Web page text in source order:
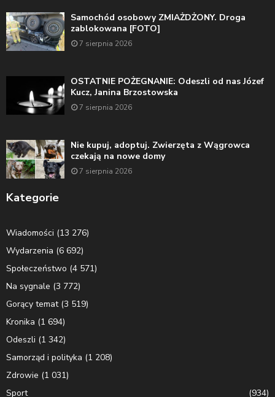
Samochód osobowy ZMIAŻDŻONY. Droga
zablokowana [FOTO]
7 sierpnia 2026
OSTATNIE POŻEGNANIE: Odeszli od nas Józef
Kucz, Janina Brzostowska
7 sierpnia 2026
Nie kupuj, adoptuj. Zwierzęta z Wągrowca
czekają na nowe domy
7 sierpnia 2026
Kategorie
Wiadomości (13 276)
Wydarzenia (6 692)
Społeczeństwo (4 571)
Na sygnale (3 772)
Gorący temat(3 519)
Kronika (1 694)
Odeszli (1 342)
Samorząd i polityka (1 208)
Zdrowie (1 031)
Sport
(934)